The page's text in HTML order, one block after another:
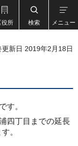
役所 検索 メニュー
更新日 2019年2月18日
す。
四丁目までの延長
。